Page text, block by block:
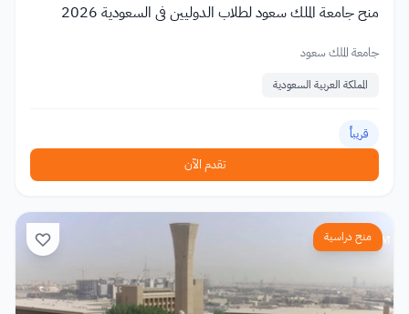
منح جامعة الملك سعود لطلاب الدوليين في السعودية 2026
جامعة الملك سعود
المملكة العربية السعودية
قريباً
تقدم الآن
منح دراسية